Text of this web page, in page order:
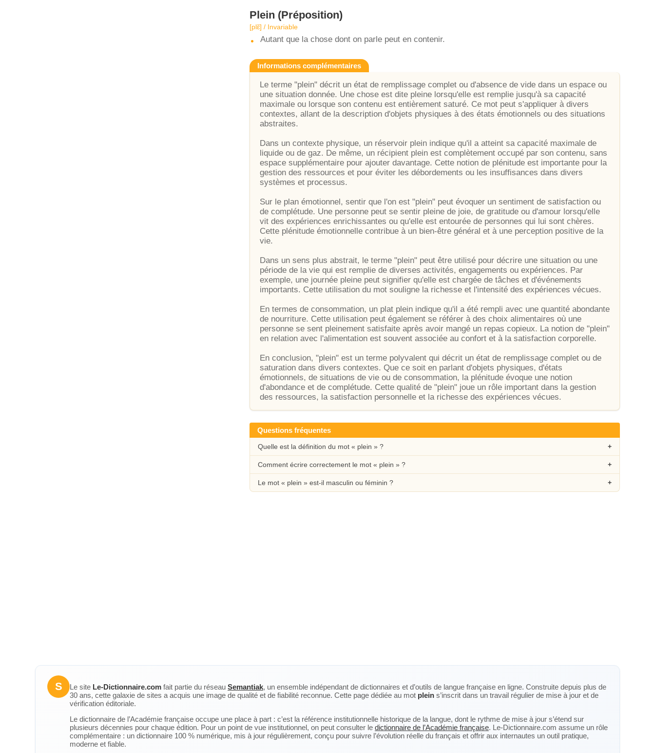
Plein (Préposition)
[plɛ̃] / Invariable
Autant que la chose dont on parle peut en contenir.
Informations complémentaires
Le terme "plein" décrit un état de remplissage complet ou d'absence de vide dans un espace ou
une situation donnée. Une chose est dite pleine lorsqu'elle est remplie jusqu'à sa capacité
maximale ou lorsque son contenu est entièrement saturé. Ce mot peut s'appliquer à divers
contextes, allant de la description d'objets physiques à des états émotionnels ou des situations
abstraites.
Dans un contexte physique, un réservoir plein indique qu'il a atteint sa capacité maximale de
liquide ou de gaz. De même, un récipient plein est complètement occupé par son contenu, sans
espace supplémentaire pour ajouter davantage. Cette notion de plénitude est importante pour la
gestion des ressources et pour éviter les débordements ou les insuffisances dans divers
systèmes et processus.
Sur le plan émotionnel, sentir que l'on est "plein" peut évoquer un sentiment de satisfaction ou
de complétude. Une personne peut se sentir pleine de joie, de gratitude ou d'amour lorsqu'elle
vit des expériences enrichissantes ou qu'elle est entourée de personnes qui lui sont chères.
Cette plénitude émotionnelle contribue à un bien-être général et à une perception positive de la
vie.
Dans un sens plus abstrait, le terme "plein" peut être utilisé pour décrire une situation ou une
période de la vie qui est remplie de diverses activités, engagements ou expériences. Par
exemple, une journée pleine peut signifier qu'elle est chargée de tâches et d'événements
importants. Cette utilisation du mot souligne la richesse et l'intensité des expériences vécues.
En termes de consommation, un plat plein indique qu'il a été rempli avec une quantité abondante
de nourriture. Cette utilisation peut également se référer à des choix alimentaires où une
personne se sent pleinement satisfaite après avoir mangé un repas copieux. La notion de "plein"
en relation avec l'alimentation est souvent associée au confort et à la satisfaction corporelle.
En conclusion, "plein" est un terme polyvalent qui décrit un état de remplissage complet ou de
saturation dans divers contextes. Que ce soit en parlant d'objets physiques, d'états
émotionnels, de situations de vie ou de consommation, la plénitude évoque une notion
d'abondance et de complétude. Cette qualité de "plein" joue un rôle important dans la gestion
des ressources, la satisfaction personnelle et la richesse des expériences vécues.
Questions fréquentes
Quelle est la définition du mot « plein » ?
Comment écrire correctement le mot « plein » ?
Le mot « plein » est-il masculin ou féminin ?
S Le site Le-Dictionnaire.com fait partie du réseau Semantiak, un ensemble indépendant de dictionnaires et d’outils de langue française en ligne. Construite depuis plus de
30 ans, cette galaxie de sites a acquis une image de qualité et de fiabilité reconnue. Cette page dédiée au mot plein s’inscrit dans un travail régulier de mise à jour et de
vérification éditoriale.
Le dictionnaire de l’Académie française occupe une place à part : c’est la référence institutionnelle historique de la langue, dont le rythme de mise à jour s’étend sur
plusieurs décennies pour chaque édition. Pour un point de vue institutionnel, on peut consulter le dictionnaire de l’Académie française. Le-Dictionnaire.com assume un rôle
complémentaire : un dictionnaire 100 % numérique, mis à jour régulièrement, conçu pour suivre l’évolution réelle du français et offrir aux internautes un outil pratique,
moderne et fiable.